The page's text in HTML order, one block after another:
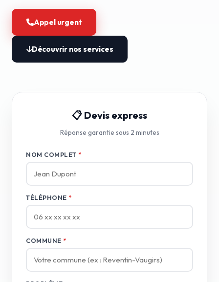
Appel urgent
Découvrir nos services
📋 Devis express
Réponse garantie sous 2 minutes
NOM COMPLET *
TÉLÉPHONE *
COMMUNE *